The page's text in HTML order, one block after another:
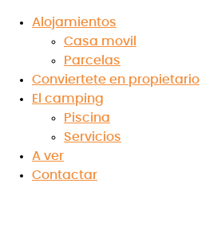
Alojamientos
Casa movil
Parcelas
Conviertete en propietario
El camping
Piscina
Servicios
A ver
Contactar
Estándar
6 personas
3 habitaciones